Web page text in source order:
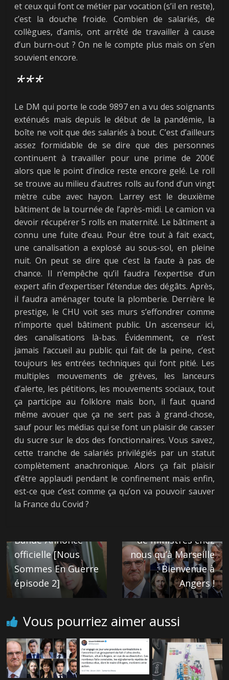
et ceux qui font ce métier par vocation (s’il en reste),
c’est la douche froide. Combien de salariés, de
collègues, d’amis, ont arrêté de travailler à cause
d’un burn-out ? On ne le compte plus mais on s’en
souvient encore.
***
Le DM qui porte le code 9897 en a vu des soignants
exténués mais depuis le début de la pandémie, la
boîte ne voit que des salariés à bout. C’est d’ailleurs
assez formidable de se dire que des personnes
continuent à travailler pour une prime de 200€
alors que le point d’indice reste encore gelé. Le roll
se trouve au milieu d’autres rolls au fond d’un vingt
mètre cube avec hayon. Larrey est le deuxième
bâtiment de la tournée de l’après-midi. Le camion va
devoir récupérer 5 rolls en maternité. Le bâtiment a
connu une fuite d’eau. Pour être tout à fait exact,
une canalisation a explosé au sous-sol, en pleine
nuit. On peut se dire que c’est la faute à pas de
chance. Il n’empêche qu’il faudra l’expertise d’un
expert afin d’expertiser l’étendue des dégâts. Après,
il faudra aménager toute la plomberie. Derrière le
prestige, le CHU voit ses murs s’effondrer comme
n’importe quel bâtiment public. Un ascenseur ici,
des canalisations là-bas. Évidemment, ce n’est
jamais l’accueil au public qui fait de la peine, c’est
toujours les entrées techniques qui font pitié. Les
multiples mouvements de grèves, les lanceurs
d’alerte, les pétitions, les mouvements sociaux, tout
ça participe au folklore mais bon, il faut quand
même avouer que ça ne sert pas à grand-chose,
sauf pour les médias qui se font un plaisir de casser
du sucre sur le dos des fonctionnaires. Vous savez,
cette tranche de salariés privilégiés par un statut
complètement anachronique. Alors ça fait plaisir
d’être applaudi pendant le confinement mais enfin,
est-ce que c’est comme ça qu’on va pouvoir sauver
la France du Covid ?
Bande-Annonce
officielle [Nous
Sommes En Guerre
épisode 2]
de ministres chez
nous qu’à Marseille
: Bienvenue à
Angers !
Vous pourriez aimer aussi